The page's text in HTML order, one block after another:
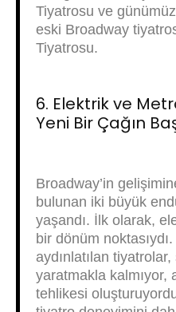
Tiyatrosu ve
eski Broadway
Tiyatrosu.
6. Elektrik ve
Yeni Bir Çağın
Broadway’in
bulunan iki büyük
yaşandı. İlk olarak,
bir dönüm
aydınlatılan
yaratmakla kalmıyor,
tehlikesi